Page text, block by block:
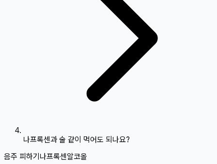
나프록센과 술 같이 먹어도 되나요?
음주 피하기나프록센알코올